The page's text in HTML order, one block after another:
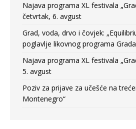
Najava programa XL festivala
četvrtak, 6. avgust
Grad, voda, drvo i čovjek:
poglavlje likovnog programa
Najava programa XL festivala
5. avgust
Poziv za prijave za učešće na
Montenegro“